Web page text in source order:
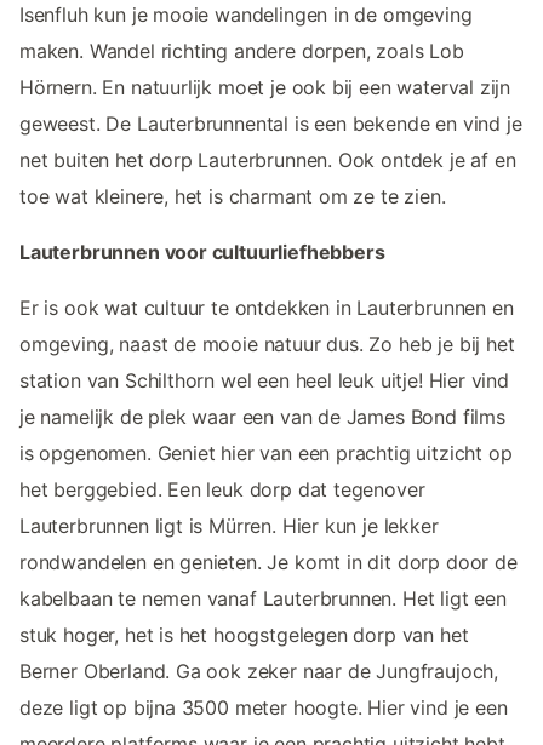
Isenfluh kun je mooie wandelingen in de omgeving
maken. Wandel richting andere dorpen, zoals Lob
Hörnern. En natuurlijk moet je ook bij een waterval zijn
geweest. De Lauterbrunnental is een bekende en vind je
net buiten het dorp Lauterbrunnen. Ook ontdek je af en
toe wat kleinere, het is charmant om ze te zien.
Lauterbrunnen voor cultuurliefhebbers
Er is ook wat cultuur te ontdekken in Lauterbrunnen en
omgeving, naast de mooie natuur dus. Zo heb je bij het
station van Schilthorn wel een heel leuk uitje! Hier vind
je namelijk de plek waar een van de James Bond films
is opgenomen. Geniet hier van een prachtig uitzicht op
het berggebied. Een leuk dorp dat tegenover
Lauterbrunnen ligt is Mürren. Hier kun je lekker
rondwandelen en genieten. Je komt in dit dorp door de
kabelbaan te nemen vanaf Lauterbrunnen. Het ligt een
stuk hoger, het is het hoogstgelegen dorp van het
Berner Oberland. Ga ook zeker naar de Jungfraujoch,
deze ligt op bijna 3500 meter hoogte. Hier vind je een